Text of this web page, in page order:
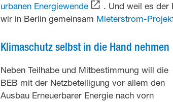
urbanen Energiewende
. Und weil es der
wir in Berlin gemeinsam Mieterstrom-
Klimaschutz selbst in die Hand nehmen
Neben Teilhabe und Mitbestimmung will die
BEB mit der Netzbeteiligung vor allem den
Ausbau Erneuerbarer Energie nach vorn